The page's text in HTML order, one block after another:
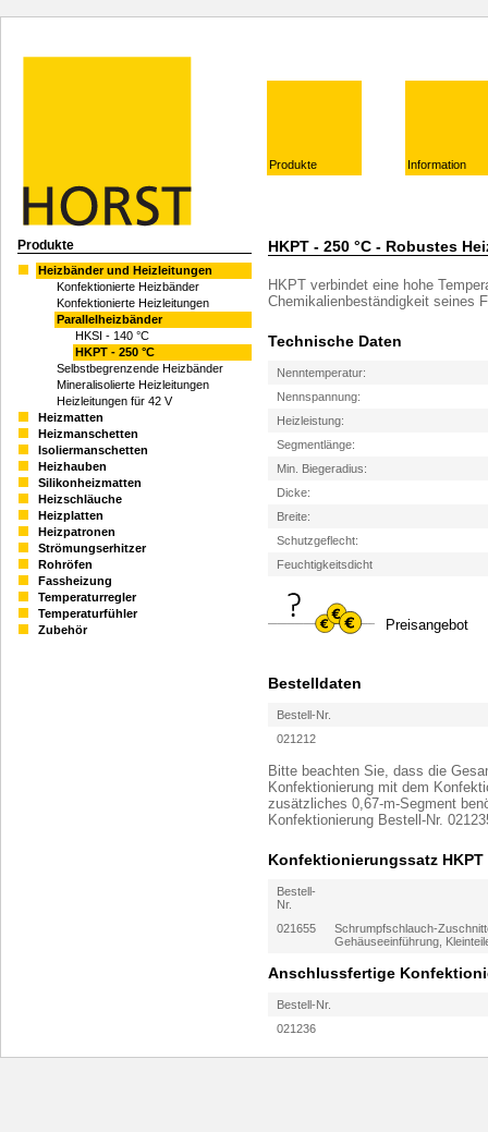
Produkte Information
Produkte
Heizbänder und Heizleitungen
Konfektionierte Heizbänder
Konfektionierte Heizleitungen
Parallelheizbänder
HKSI - 140 °C
HKPT - 250 °C
Selbstbegrenzende Heizbänder
Mineralisolierte Heizleitungen
Heizleitungen für 42 V
Heizmatten
Heizmanschetten
Isoliermanschetten
Heizhauben
Silikonheizmatten
Heizschläuche
Heizplatten
Heizpatronen
Strömungserhitzer
Rohröfen
Fassheizung
Temperaturregler
Temperaturfühler
Zubehör
HKPT - 250 °C - Robustes
HKPT verbindet eine hohe
Chemikalienbeständigkeit seines
Technische Daten
Nenntemperatur:
Nennspannung:
Heizleistung:
Segmentlänge:
Min. Biegeradius:
Dicke:
Breite:
Schutzgeflecht:
Feuchtigkeitsdicht
Preisangebot
Bestelldaten
Bestell-Nr.
021212
Bitte beachten Sie, dass die
Konfektionierung mit dem
zusätzliches 0,67-m-Segment
Konfektionierung Bestell-Nr.
Konfektionierungssatz HKPT
Bestell-
Nr.
021655
Schrumpfschlauch-
Gehäuseeinführung,
Anschlussfertige
Bestell-Nr.
021236